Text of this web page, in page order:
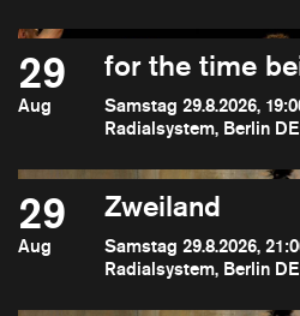
29
Aug
for the time
Samstag 29.8.2026,
Radialsystem, Berlin DE
29
Aug
Zweiland
Samstag 29.8.2026,
Radialsystem, Berlin DE